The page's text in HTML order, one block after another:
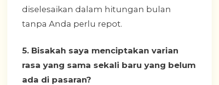
diselesaikan dalam hitungan bulan
tanpa Anda perlu repot.
5. Bisakah saya menciptakan varian
rasa yang sama sekali baru yang belum
ada di pasaran?